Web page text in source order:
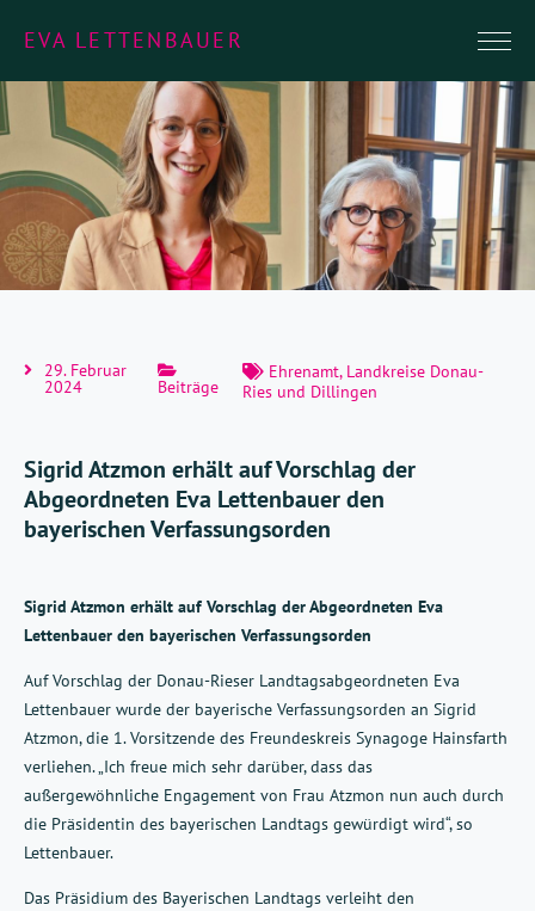
EVA LETTENBAUER
29. Februar
2024 Beiträge
Ehrenamt, Landkreise Donau-
Ries und Dillingen
Sigrid Atzmon erhält auf Vorschlag der
Abgeordneten Eva Lettenbauer den
bayerischen Verfassungsorden
Sigrid Atzmon erhält auf Vorschlag der Abgeordneten Eva
Lettenbauer den bayerischen Verfassungsorden
Auf Vorschlag der Donau-Rieser Landtagsabgeordneten Eva
Lettenbauer wurde der bayerische Verfassungsorden an Sigrid
Atzmon, die 1. Vorsitzende des Freundeskreis Synagoge Hainsfarth
verliehen. „Ich freue mich sehr darüber, dass das
außergewöhnliche Engagement von Frau Atzmon nun auch durch
die Präsidentin des bayerischen Landtags gewürdigt wird“, so
Lettenbauer.
Das Präsidium des Bayerischen Landtags verleiht den